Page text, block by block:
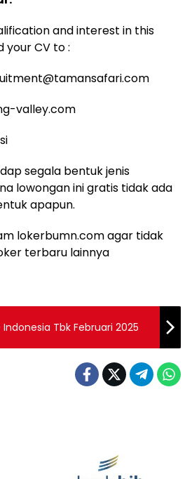
and interest in this
your CV to :
valley.com
segala bentuk jenis
lowongan ini gratis tidak ada
apapun.
lokerbumn.com agar tidak
terbaru lainnya
Indonesia Tbk Februari 2025